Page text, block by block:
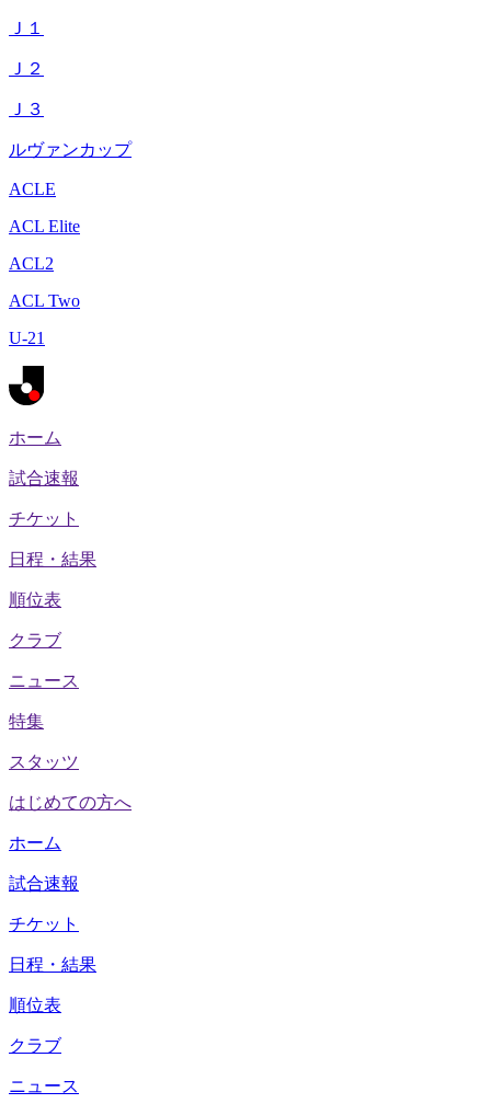
Ｊ１
Ｊ２
Ｊ３
ルヴァンカップ
ACLE
ACL Elite
ACL2
ACL Two
U-21
ホーム
試合速報
チケット
日程・結果
順位表
クラブ
ニュース
特集
スタッツ
はじめての方へ
ホーム
試合速報
チケット
日程・結果
順位表
クラブ
ニュース